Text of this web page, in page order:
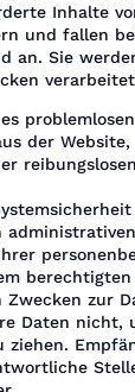
Inhalte
und fallen
an. Sie
problemlosen
der Website,
berechtigten
Zwecken zur
Daten nicht,
ziehen.